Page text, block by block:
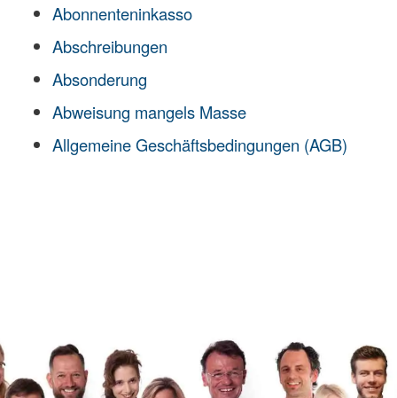
Abonnenteninkasso
Abschreibungen
Absonderung
Abweisung mangels Masse
Allgemeine Geschäftsbedingungen (AGB)